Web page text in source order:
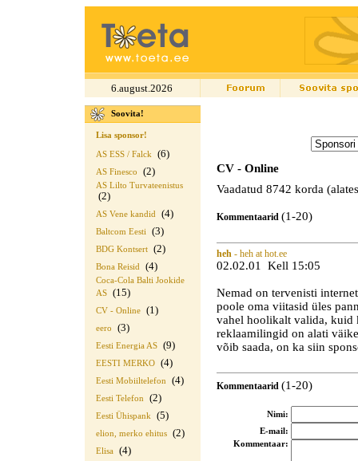
6.august.2026
Soovita!
Lisa sponsor!
AS ESS / Falck (6)
AS Finesco (2)
AS Lilto Turvateenistus
(2)
AS Vene kandid (4)
Baltcom Eesti (3)
BDG Kontsert (2)
Bona Reisid (4)
Coca-Cola Balti Jookide
AS
(15)
CV - Online (1)
eero (3)
Eesti Energia AS (9)
EESTI MERKO (4)
Eesti Mobiiltelefon (4)
Eesti Telefon (2)
Eesti Ühispank (5)
elion, merko ehitus (2)
Elisa (4)
CV - Online
Vaadatud 8742 korda
Kommentaarid (1-20)
heh - heh at hot.ee
02.02.01 Kell 15:05
Nemad on tervenisti
poole oma viitasid üles
vahel hoolikalt valida, kuid
reklaamilingid on alati
võib saada, on ka siin
Kommentaarid (1-20)
Nimi:
E-mail:
Kommentaar: